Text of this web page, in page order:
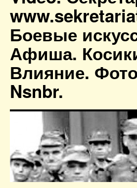
Боевые
Афиша.
Влияние.
Nsnbr.